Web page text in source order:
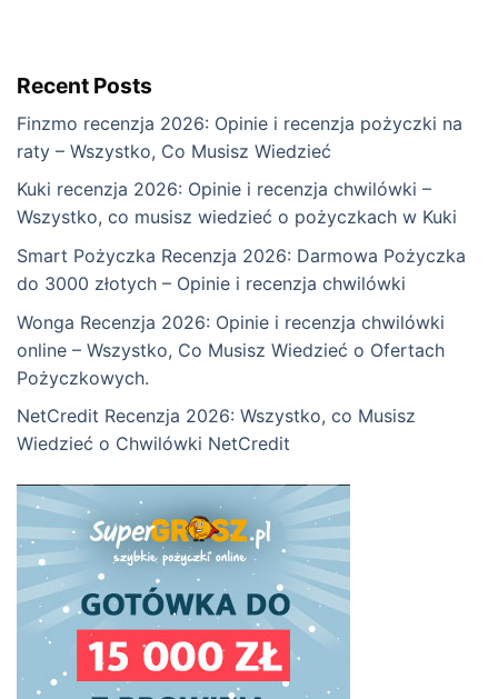
Recent Posts
Finzmo recenzja 2026: Opinie i recenzja pożyczki na
raty – Wszystko, Co Musisz Wiedzieć
Kuki recenzja 2026: Opinie i recenzja chwilówki –
Wszystko, co musisz wiedzieć o pożyczkach w Kuki
Smart Pożyczka Recenzja 2026: Darmowa Pożyczka
do 3000 złotych – Opinie i recenzja chwilówki
Wonga Recenzja 2026: Opinie i recenzja chwilówki
online – Wszystko, Co Musisz Wiedzieć o Ofertach
Pożyczkowych.
NetCredit Recenzja 2026: Wszystko, co Musisz
Wiedzieć o Chwilówki NetCredit